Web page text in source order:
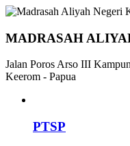
MADRASAH
Jalan Poros Arso III
Keerom - Papua
PTSP